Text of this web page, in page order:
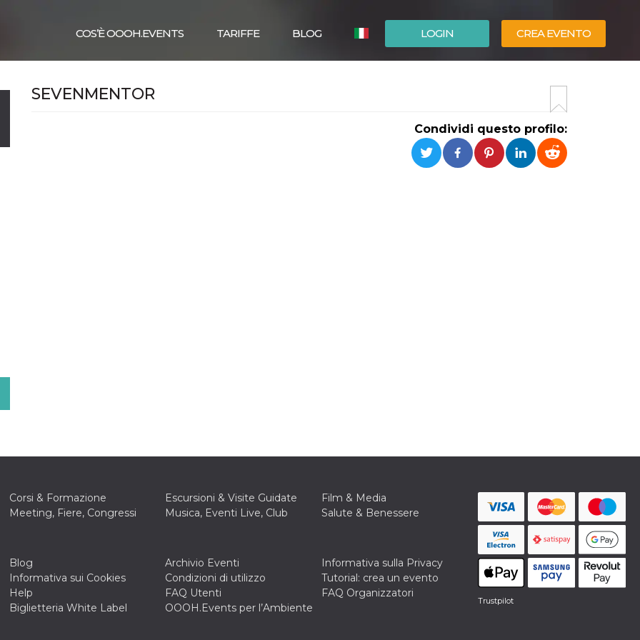
LOGIN CREA EVENTO
COS’È OOOH.EVENTS TARIFFE BLOG
SEVENMENTOR
Condividi questo profilo:
Corsi & Formazione Escursioni & Visite Guidate
Film & Media
Meeting, Fiere, Congressi Musica, Eventi Live, Club
Salute & Benessere
Blog Archivio Eventi
Informativa sulla Privacy
Informativa sui Cookies
Condizioni di utilizzo
Tutorial: crea un evento
Help FAQ Utenti
FAQ Organizzatori
Biglietteria White Label OOOH.Events per l’Ambiente
Trustpilot